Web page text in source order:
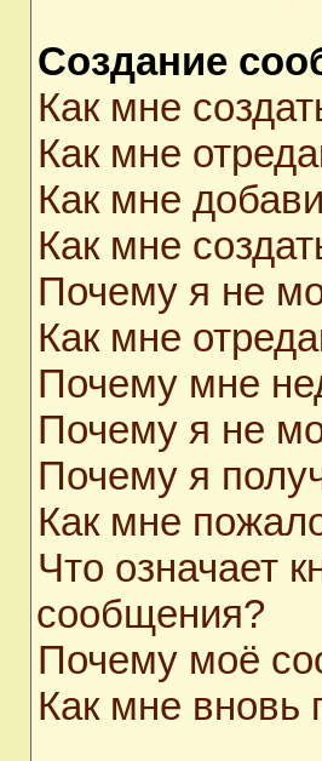
Создание
Как мне
Как мне
Как мне
Как мне
Почему я не
Как мне
Почему мне
Почему я не
Почему я
Как мне
Что означает
сообщения?
Почему моё
Как мне вновь